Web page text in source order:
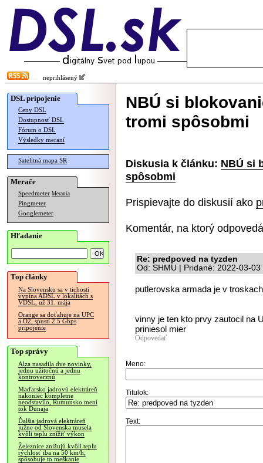
neprihlásený
DSL pripojenie
Ceny DSL
Dostupnosť DSL
Fórum o DSL
Výsledky meraní
Satelitná mapa SR
Merače
Speedmeter Merania
Pingmeter
Googlemeter
Hľadanie
Top články
Na Slovensku sa v tichosti
vypína ADSL v lokalitách s
VDSL, už 31. mája
Orange sa doťahuje na UPC
a O2, spustí 2.5 Gbps
pripojenie
Top správy
Alza nasadila dve novinky,
jednu užitočnú a jednu
kontroverznú
Maďarsko jadrovú elektráreň
nakoniec kompletne
neodstavilo, Rumunsko mení
tok Dunaja
Ďalšia jadrová elektráreň
južne od Slovenska musela
kvôli teplu znížiť výkon
Železnice znižujú kvôli teplu
rýchlosť iba na 50 km/h,
spôsobuje to meškanie
NBÚ si
tromi spôsobmi
Diskusia k článku: NBÚ si
spôsobmi
Prispievajte do diskusií ako
Komentár, na ktorý
Re: predpoved na tyzden
Od: SHMU | Pridané: 2022-03-03
putlerovska armada je v
vinny je ten kto prvy zautocil na
priniesol mier
Odpovedať
Meno:
Titulok:
Text: